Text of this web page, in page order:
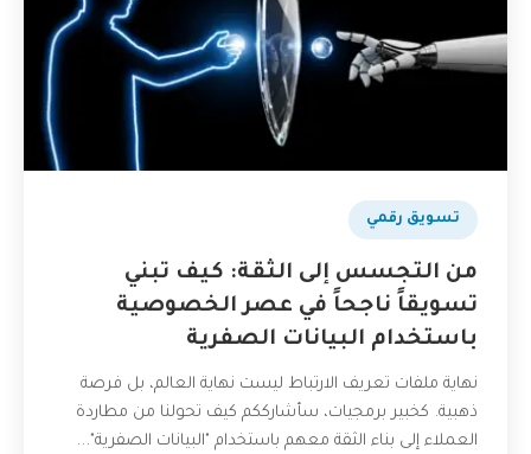
تسويق رقمي
من التجسس إلى الثقة: كيف تبني
تسويقاً ناجحاً في عصر الخصوصية
باستخدام البيانات الصفرية
نهاية ملفات تعريف الارتباط ليست نهاية العالم، بل فرصة
ذهبية. كخبير برمجيات، سأشارككم كيف تحولنا من مطاردة
العملاء إلى بناء الثقة معهم باستخدام "البيانات الصفرية"...